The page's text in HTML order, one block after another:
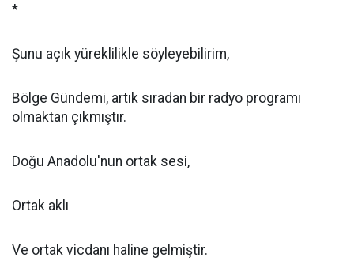
*
Şunu açık yüreklilikle söyleyebilirim,
Bölge Gündemi, artık sıradan bir radyo programı
olmaktan çıkmıştır.
Doğu Anadolu'nun ortak sesi,
Ortak aklı
Ve ortak vicdanı haline gelmiştir.